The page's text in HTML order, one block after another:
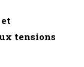
tensions